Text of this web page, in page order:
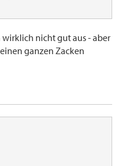
nicht gut aus - aber
ganzen Zacken